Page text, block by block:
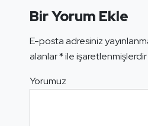
Bir Yorum Ekle
E-posta adresiniz
alanlar*ile işaretlenmişlerdir
Yorumuz